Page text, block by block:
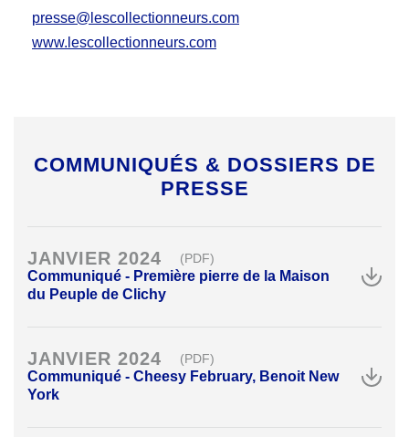
presse@lescollectionneurs.com
www.lescollectionneurs.com
COMMUNIQUÉS & DOSSIERS DE
PRESSE
JANVIER 2024
Communiqué - Première pierre de la Maison
du Peuple de Clichy
(PDF)
JANVIER 2024
Communiqué - Cheesy February, Benoit New
York
(PDF)